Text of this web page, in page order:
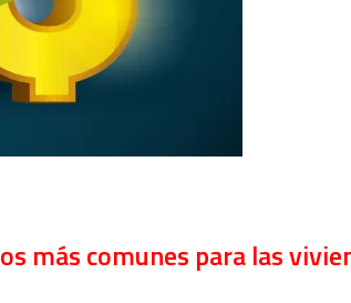
más comunes para las